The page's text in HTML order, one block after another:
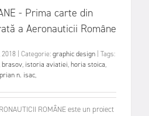
- Prima carte din
a Aeronauticii Române
Categorie:graphic design Tags:
brasov, istoria aviatiei,horia stoica,
n. isac,
ROMÂNE este un proiect